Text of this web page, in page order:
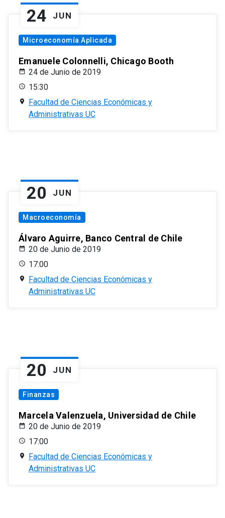
24 JUN
Microeconomía Aplicada
Emanuele Colonnelli, Chicago Booth
24 de Junio de 2019
15:30
Facultad de Ciencias Económicas y
Administrativas UC
20 JUN
Macroeconomía
Álvaro Aguirre, Banco Central de Chile
20 de Junio de 2019
17:00
Facultad de Ciencias Económicas y
Administrativas UC
20 JUN
Finanzas
Marcela Valenzuela, Universidad de Chile
20 de Junio de 2019
17:00
Facultad de Ciencias Económicas y
Administrativas UC